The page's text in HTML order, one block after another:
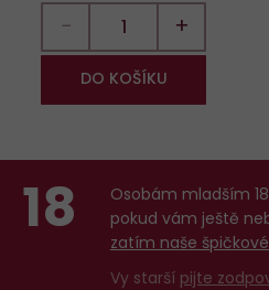
− +
DO KOŠÍKU
18
Osobám mladším
pokud vám ještě
zatím naše
Vy starší pijte